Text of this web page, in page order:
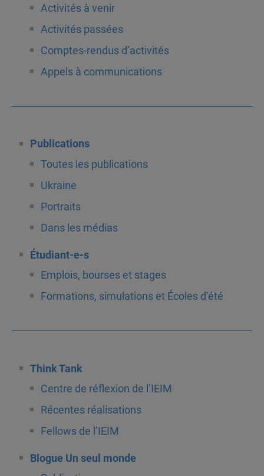
Activités à venir
Activités passées
Comptes-rendus d’activités
Appels à communications
Publications
Toutes les publications
Ukraine
Portraits
Dans les médias
Étudiant-e-s
Emplois, bourses et stages
Formations, simulations et Écoles d’été
Think Tank
Centre de réflexion de l’IEIM
Récentes réalisations
Fellows de l’IEIM
Blogue Un seul monde